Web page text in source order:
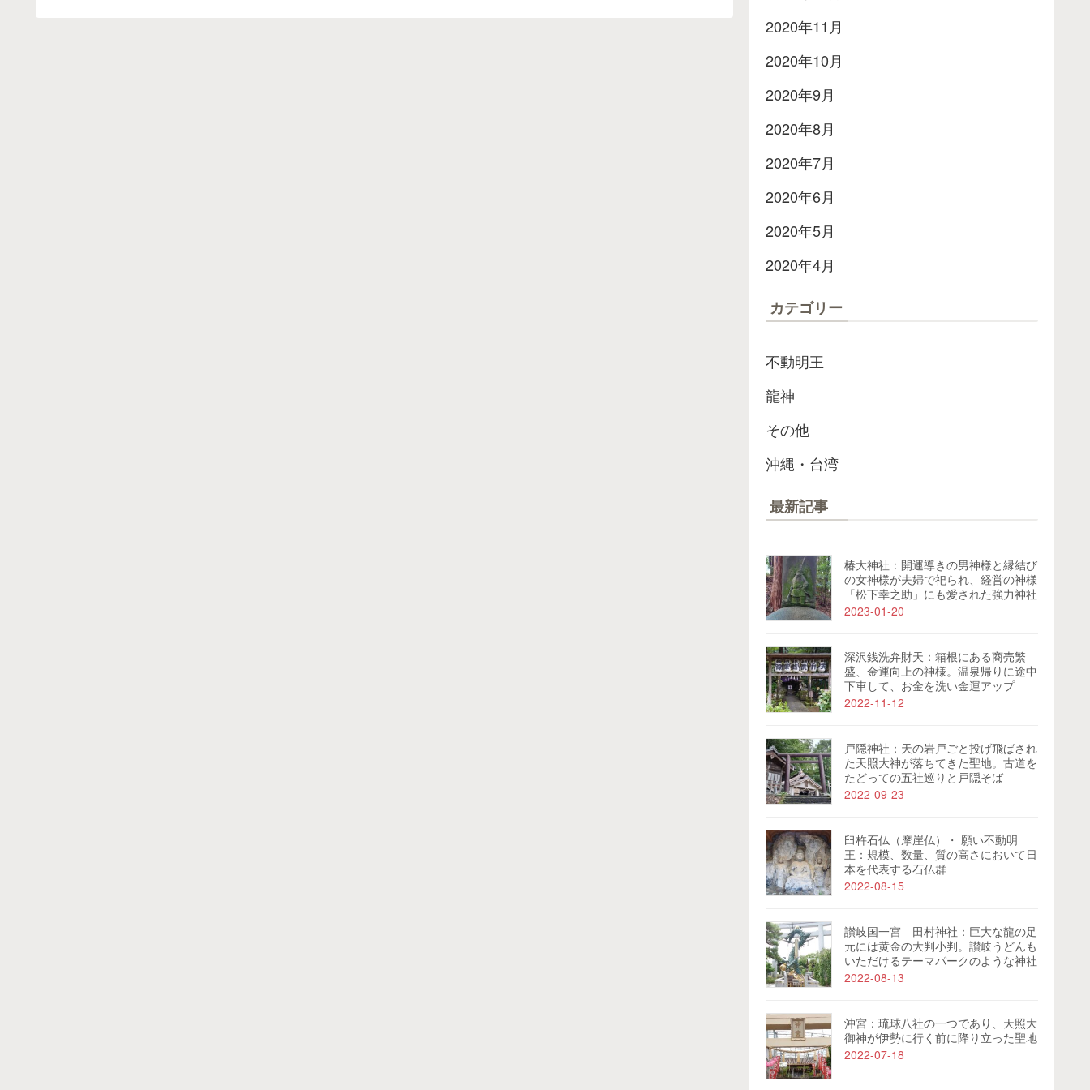
2020年11月
2020年10月
2020年9月
2020年8月
2020年7月
2020年6月
2020年5月
2020年4月
カテゴリー
不動明王
龍神
その他
沖縄・台湾
最新記事
椿大神社：開運導きの男神様と縁結び
の女神様が夫婦で祀られ、経営の神様
「松下幸之助」にも愛された強力神社
2023-01-20
深沢銭洗弁財天：箱根にある商売繁
盛、金運向上の神様。温泉帰りに途中
下車して、お金を洗い金運アップ
2022-11-12
戸隠神社：天の岩戸ごと投げ飛ばされ
た天照大神が落ちてきた聖地。古道を
たどっての五社巡りと戸隠そば
2022-09-23
臼杵石仏（摩崖仏）・ 願い不動明
王：規模、数量、質の高さにおいて日
本を代表する石仏群
2022-08-15
讃岐国一宮 田村神社：巨大な龍の足
元には黄金の大判小判。讃岐うどんも
いただけるテーマパークのような神社
2022-08-13
沖宮：琉球八社の一つであり、天照大
御神が伊勢に行く前に降り立った聖地
2022-07-18